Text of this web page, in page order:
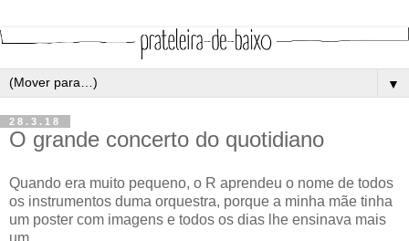
▼
28.3.18
O grande concerto do quotidiano
Quando era muito pequeno, o R aprendeu o nome de todos
os instrumentos duma orquestra, porque a minha mãe tinha
um poster com imagens e todos os dias lhe ensinava mais
um.